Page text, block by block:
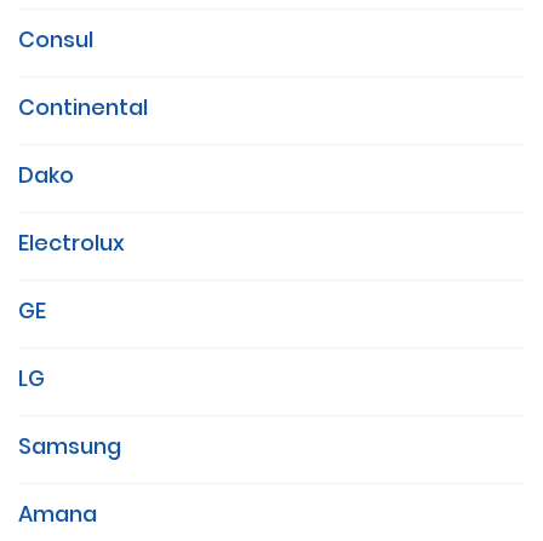
Consul
Continental
Dako
Electrolux
GE
LG
Samsung
Amana